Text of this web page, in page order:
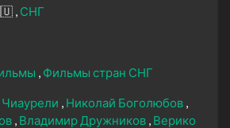
СНГ
Фильмы стран СНГ
Николай Боголюбов
Владимир Дружников Верико